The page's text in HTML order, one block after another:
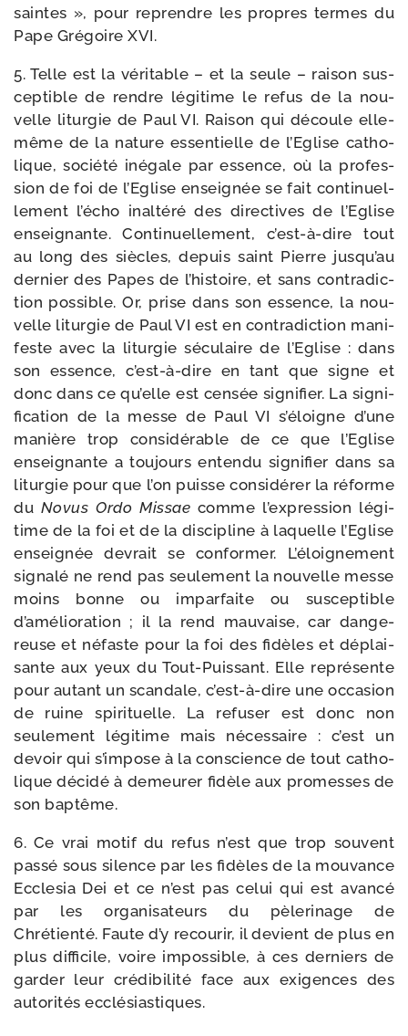
saintes », pour reprendre les propres termes du
Pape Grégoire XVI.
5. Telle est la véri­table – et la seule – rai­son sus­
cep­tible de rendre légi­time le refus de la nou­
velle litur­gie de Paul VI. Raison qui découle elle-​
même de la nature essen­tielle de l’Eglise catho­
lique, socié­té inégale par essence, où la pro­fes­
sion de foi de l’Eglise ensei­gnée se fait conti­nuel­
le­ment l’écho inal­té­ré des direc­tives de l’Eglise
ensei­gnante. Continuellement, c’est-à-dire tout
au long des siècles, depuis saint Pierre jusqu’au
der­nier des Papes de l’histoire, et sans contra­dic­
tion pos­sible. Or, prise dans son essence, la nou­
velle litur­gie de Paul VI est en contra­dic­tion mani­
feste avec la litur­gie sécu­laire de l’Eglise : dans
son essence, c’est-à-dire en tant que signe et
donc dans ce qu’elle est cen­sée signi­fier. La signi­
fi­ca­tion de la messe de Paul VI s’éloigne d’une
manière trop consi­dé­rable de ce que l’Eglise
ensei­gnante a tou­jours enten­du signi­fier dans sa
litur­gie pour que l’on puisse consi­dé­rer la réforme
du Novus Ordo Missae comme l’expression légi­
time de la foi et de la dis­ci­pline à laquelle l’Eglise
ensei­gnée devrait se confor­mer. L’éloignement
signa­lé ne rend pas seule­ment la nou­velle messe
moins bonne ou impar­faite ou sus­cep­tible
d’amélioration ; il la rend mau­vaise, car dan­ge­
reuse et néfaste pour la foi des fidèles et déplai­
sante aux yeux du Tout-​Puissant. Elle repré­sente
pour autant un scan­dale, c’est-à-dire une occa­sion
de ruine spi­ri­tuelle. La refu­ser est donc non
seule­ment légi­time mais néces­saire : c’est un
devoir qui s’impose à la conscience de tout catho­
lique déci­dé à demeu­rer fidèle aux pro­messes de
son baptême.
6. Ce vrai motif du refus n’est que trop sou­vent
pas­sé sous silence par les fidèles de la mou­vance
Ecclesia Dei et ce n’est pas celui qui est avan­cé
par les orga­ni­sa­teurs du pèle­ri­nage de
Chrétienté. Faute d’y recou­rir, il devient de plus en
plus dif­fi­cile, voire impos­sible, à ces der­niers de
gar­der leur cré­di­bi­li­té face aux exi­gences des
auto­ri­tés ecclésiastiques.